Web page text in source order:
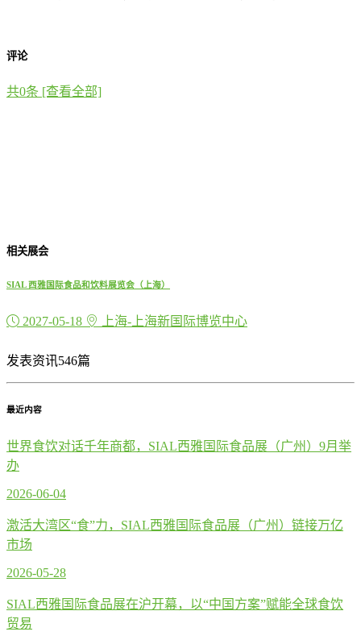
评论
共0条 [查看全部]
相关展会
SIAL 西雅国际食品和饮料展览会（上海）
2027-05-18 上海-上海新国际博览中心
发表资讯546篇
最近内容
世界食饮对话千年商都，SIAL西雅国际食品展（广州）9月举
办
2026-06-04
激活大湾区“食”力，SIAL西雅国际食品展（广州）链接万亿
市场
2026-05-28
SIAL西雅国际食品展在沪开幕，以“中国方案”赋能全球食饮
贸易